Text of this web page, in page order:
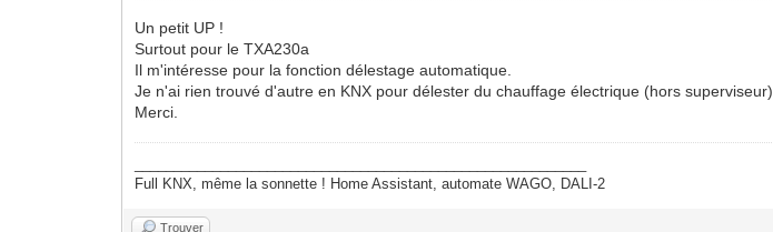
Un petit UP !
Surtout pour le TXA230a
Il m'intéresse pour la fonction délestage automatique.
Je n'ai rien trouvé d'autre en KNX pour délester du chauffage électrique (hors superviseur).
Merci.
Full KNX, même la sonnette ! Home Assistant, automate WAGO, DALI-2
Trouver